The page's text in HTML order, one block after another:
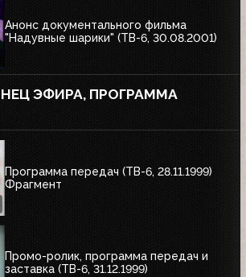
Анонс документального фильма
"Надувные шарики" (ТВ-6, 30.08.2001)
ЭФИРА, ПРОГРАММА
Программа передач (ТВ-6, 28.11.1999)
Фрагмент
Промо-ролик, программа передач и
заставка (ТВ-6, 31.12.1999)